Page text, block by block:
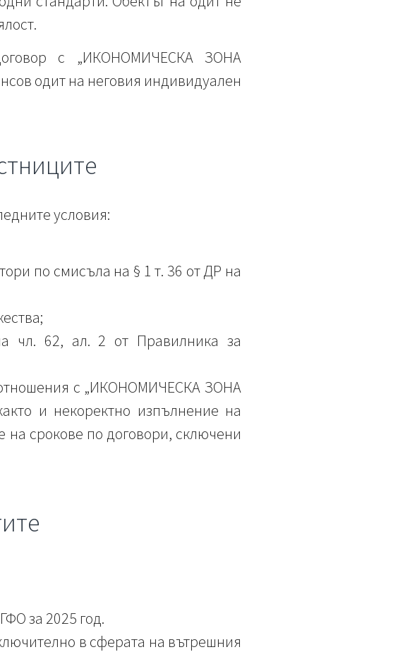
с „ИКОНОМИЧЕСКА ЗОНА
одит на неговия индивидуален
условия:
по смисъла на § 1 т. 36 от ДР на
чл. 62, ал. 2 от Правилника за
с „ИКОНОМИЧЕСКА ЗОНА
и некоректно изпълнение на
на срокове по договори, сключени
за 2025 год.
в сферата на вътрешния